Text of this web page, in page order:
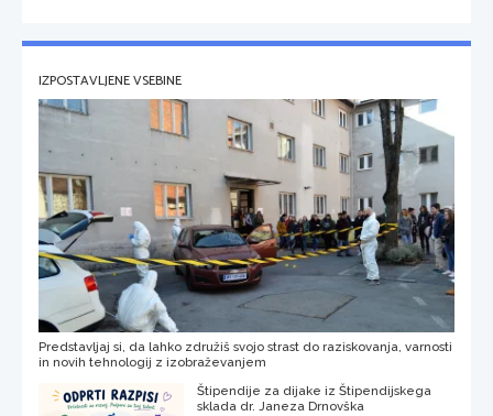
IZPOSTAVLJENE VSEBINE
Predstavljaj si, da lahko združiš svojo strast do raziskovanja, varnosti
in novih tehnologij z izobraževanjem
Štipendije za dijake iz Štipendijskega
sklada dr. Janeza Drnovška